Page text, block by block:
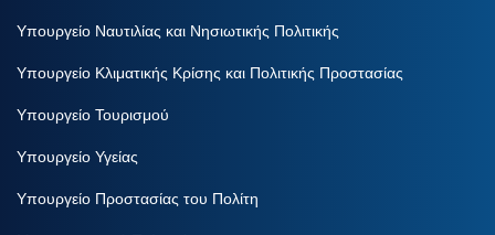
Υπουργείο Ναυτιλίας και Νησιωτικής Πολιτικής
Υπουργείο Κλιματικής Κρίσης και Πολιτικής Προστασίας
Υπουργείο Τουρισμού
Υπουργείο Υγείας
Υπουργείο Προστασίας του Πολίτη